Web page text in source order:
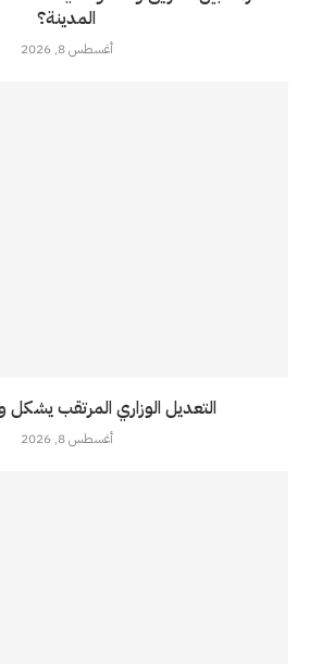
المدينة؟
أغسطس 8, 2026
التعديل الوزاري المرتقب
أغسطس 8, 2026